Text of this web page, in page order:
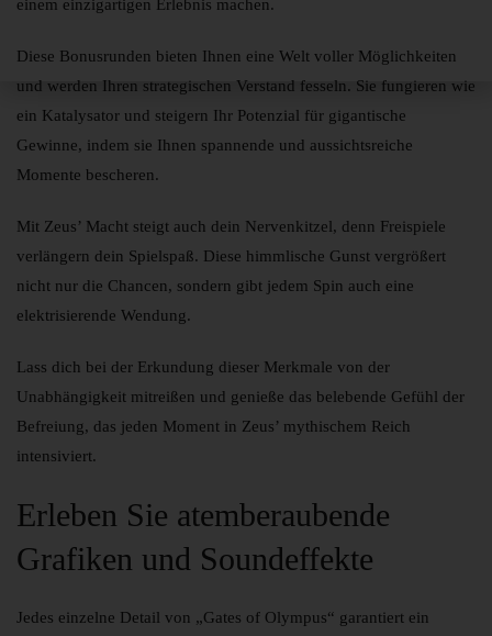
einem einzigartigen Erlebnis machen.
Diese Bonusrunden bieten Ihnen eine Welt voller Möglichkeiten
und werden Ihren strategischen Verstand fesseln. Sie fungieren wie
ein Katalysator und steigern Ihr Potenzial für gigantische
Gewinne, indem sie Ihnen spannende und aussichtsreiche
Momente bescheren.
Mit Zeus’ Macht steigt auch dein Nervenkitzel, denn Freispiele
verlängern dein Spielspaß. Diese himmlische Gunst vergrößert
nicht nur die Chancen, sondern gibt jedem Spin auch eine
elektrisierende Wendung.
Lass dich bei der Erkundung dieser Merkmale von der
Unabhängigkeit mitreißen und genieße das belebende Gefühl der
Befreiung, das jeden Moment in Zeus’ mythischem Reich
intensiviert.
Erleben Sie atemberaubende
Grafiken und Soundeffekte
Jedes einzelne Detail von „Gates of Olympus“ garantiert ein